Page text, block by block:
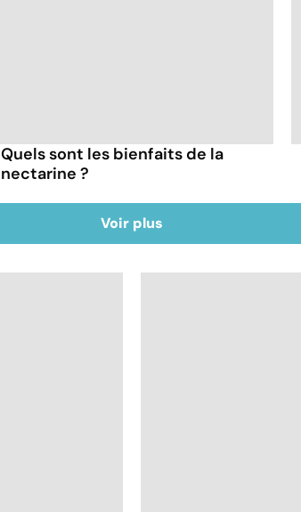
Quels sont les bienfaits de la
nectarine ?
Voir plus